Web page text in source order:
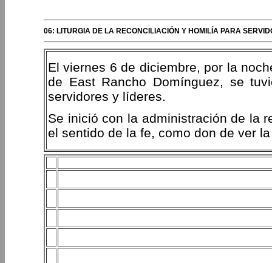
06: LITURGIA DE LA RECONCILIACIÓN Y HOMILÍA PARA
El viernes 6 de diciembre, por la
de East Rancho Domínguez, se
servidores y líderes.
Se inició con la administración de la
el sentido de la fe, como don de ver